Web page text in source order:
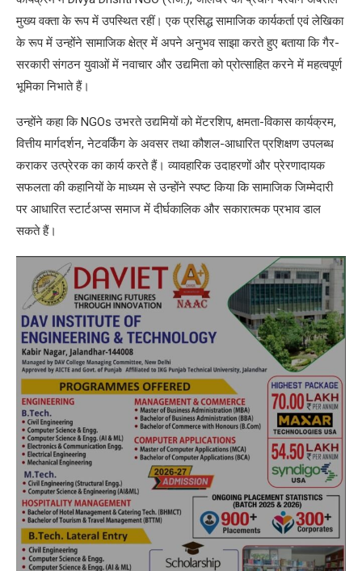
मुख्य वक्ता के रूप में उपस्थित रहीं। एक प्रसिद्ध सामाजिक कार्यकर्ता एवं लेखिका
के रूप में उन्होंने सामाजिक क्षेत्र में अपने अनुभव साझा करते हुए बताया कि गैर-
सरकारी संगठन युवाओं में नवाचार और उद्यमिता को प्रोत्साहित करने में महत्वपूर्ण
भूमिका निभाते हैं।
उन्होंने कहा कि NGOs उभरते उद्यमियों को मेंटरशिप, क्षमता-विकास कार्यक्रम,
वित्तीय मार्गदर्शन, नेटवर्किंग के अवसर तथा कौशल-आधारित प्रशिक्षण उपलब्ध
कराकर उत्प्रेरक का कार्य करते हैं। व्यावहारिक उदाहरणों और प्रेरणादायक
सफलता की कहानियों के माध्यम से उन्होंने स्पष्ट किया कि सामाजिक जिम्मेदारी
पर आधारित स्टार्टअप्स समाज में दीर्घकालिक और सकारात्मक प्रभाव डाल
सकते हैं।